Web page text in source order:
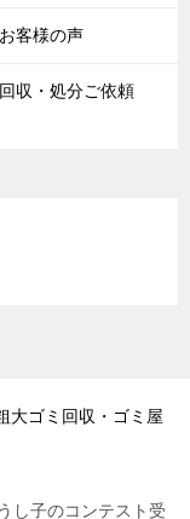
客様の声
回収・処分ご依頼
大ゴミ回収・ゴミ屋
し子のコンテスト受